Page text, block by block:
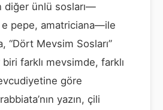
diğer ünlü sosları—
e pepe, amatriciana—ile
“Dört Mevsim Sosları”
farklı mevsimde, farklı
göre
yazın, çili